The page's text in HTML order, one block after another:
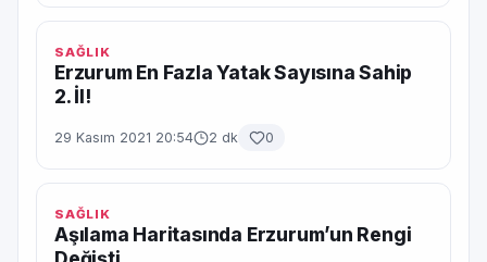
SAĞLIK
Erzurum En Fazla Yatak Sayısına Sahip
2. İl!
29 Kasım 2021 20:54 2 dk 0
SAĞLIK
Aşılama Haritasında Erzurum’un Rengi